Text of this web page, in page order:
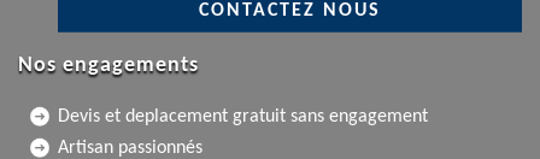
CONTACTEZ NOUS
Nos engagements
Devis et deplacement gratuit sans engagement
Artisan passionnés